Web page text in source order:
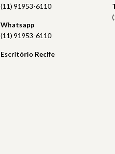
(11) 91953-6110
Whatsapp
(11) 91953-6110
Escritório Recife